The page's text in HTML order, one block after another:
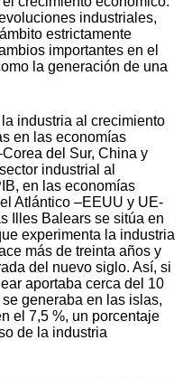
industriales,
estrictamente
importantes en el
la generación de una
industria al crecimiento
en las economías
del Sur, China y
industrial al
en las economías
Atlántico –EEUU y UE-
Illes Balears se sitúa en
experimenta la industria
más de treinta años y
del nuevo siglo. Así, si
aportaba cerca del 10
generaba en las islas,
el 7,5 %, un porcentaje
de la industria